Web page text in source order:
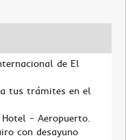
de El
tus trámites en el
- Aeropuerto.
con desayuno